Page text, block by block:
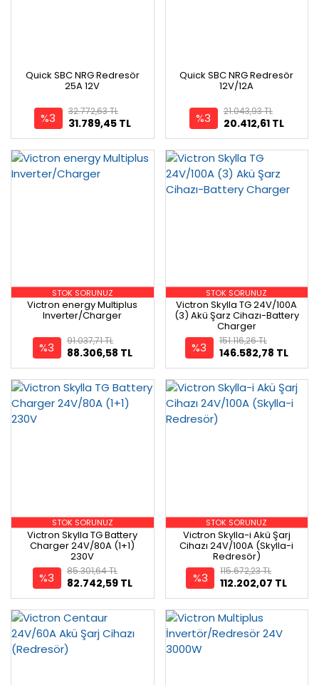
Quick SBC NRG Redresör
25A 12V
%3 31.789,45 TL
32.772,63 TL
Quick SBC NRG Redresör
12V/12A
%3 20.412,61 TL
21.043,93 TL
STOK SORUNUZ
Victron energy Multiplus
Inverter/Charger
%3 88.306,58 TL
91.037,71 TL
STOK SORUNUZ
Victron Skylla TG 24V/100A
(3) Akü Şarz Cihazı-Battery
Charger
%3 146.582,78 TL
151.116,26 TL
STOK SORUNUZ
Victron Skylla TG Battery
Charger 24V/80A (1+1)
230V
%3 82.742,59 TL
85.301,64 TL
STOK SORUNUZ
Victron Skylla-i Akü Şarj
Cihazı 24V/100A (Skylla-i
Redresör)
%3 112.202,07 TL
115.672,23 TL